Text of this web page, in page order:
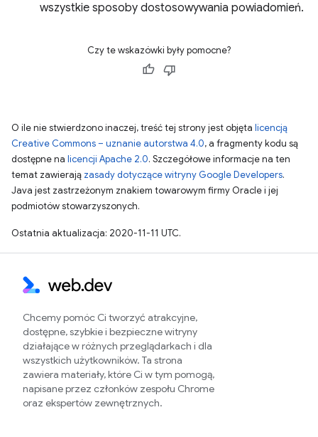
wszystkie sposoby dostosowywania powiadomień.
Czy te wskazówki były pomocne?
O ile nie stwierdzono inaczej, treść tej strony jest objęta licencją
Creative Commons – uznanie autorstwa 4.0, a fragmenty kodu są
dostępne na licencji Apache 2.0. Szczegółowe informacje na ten
temat zawierają zasady dotyczące witryny Google Developers.
Java jest zastrzeżonym znakiem towarowym firmy Oracle i jej
podmiotów stowarzyszonych.
Ostatnia aktualizacja: 2020-11-11 UTC.
Chcemy pomóc Ci tworzyć atrakcyjne,
dostępne, szybkie i bezpieczne witryny
działające w różnych przeglądarkach i dla
wszystkich użytkowników. Ta strona
zawiera materiały, które Ci w tym pomogą,
napisane przez członków zespołu Chrome
oraz ekspertów zewnętrznych.